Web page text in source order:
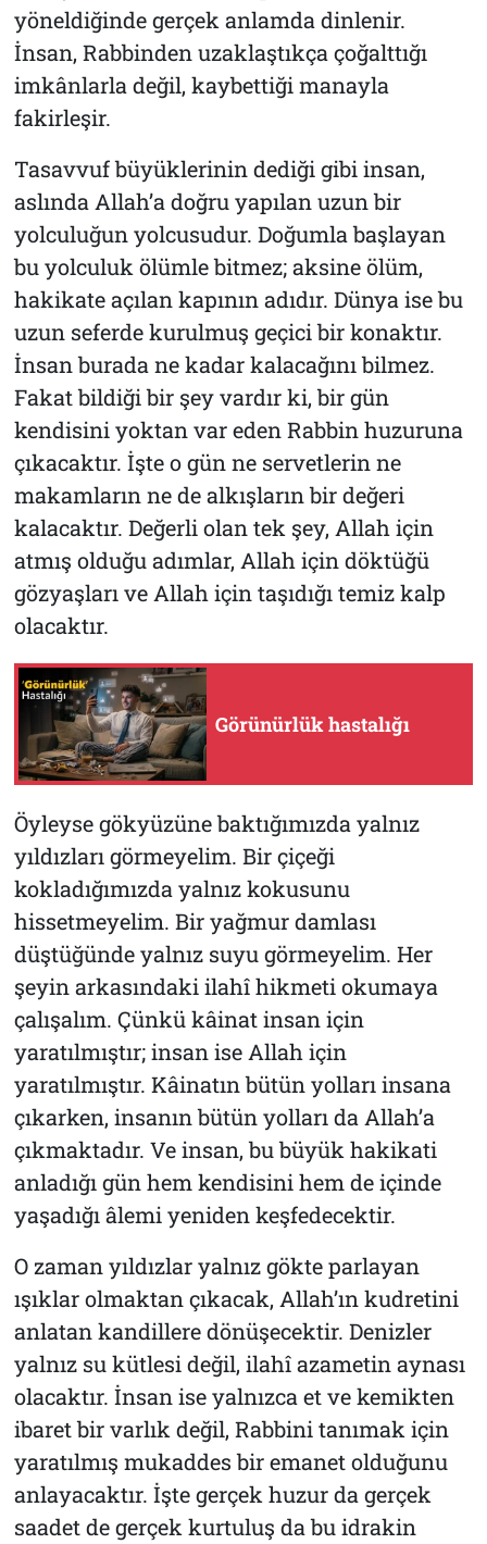
yöneldiğinde gerçek anlamda dinlenir.
İnsan, Rabbinden uzaklaştıkça çoğalttığı
imkânlarla değil, kaybettiği manayla
fakirleşir.
Tasavvuf büyüklerinin dediği gibi insan,
aslında Allah’a doğru yapılan uzun bir
yolculuğun yolcusudur. Doğumla başlayan
bu yolculuk ölümle bitmez; aksine ölüm,
hakikate açılan kapının adıdır. Dünya ise bu
uzun seferde kurulmuş geçici bir konaktır.
İnsan burada ne kadar kalacağını bilmez.
Fakat bildiği bir şey vardır ki, bir gün
kendisini yoktan var eden Rabbin huzuruna
çıkacaktır. İşte o gün ne servetlerin ne
makamların ne de alkışların bir değeri
kalacaktır. Değerli olan tek şey, Allah için
atmış olduğu adımlar, Allah için döktüğü
gözyaşları ve Allah için taşıdığı temiz kalp
olacaktır.
Görünürlük hastalığı
Öyleyse gökyüzüne baktığımızda yalnız
yıldızları görmeyelim. Bir çiçeği
kokladığımızda yalnız kokusunu
hissetmeyelim. Bir yağmur damlası
düştüğünde yalnız suyu görmeyelim. Her
şeyin arkasındaki ilahî hikmeti okumaya
çalışalım. Çünkü kâinat insan için
yaratılmıştır; insan ise Allah için
yaratılmıştır. Kâinatın bütün yolları insana
çıkarken, insanın bütün yolları da Allah’a
çıkmaktadır. Ve insan, bu büyük hakikati
anladığı gün hem kendisini hem de içinde
yaşadığı âlemi yeniden keşfedecektir.
O zaman yıldızlar yalnız gökte parlayan
ışıklar olmaktan çıkacak, Allah’ın kudretini
anlatan kandillere dönüşecektir. Denizler
yalnız su kütlesi değil, ilahî azametin aynası
olacaktır. İnsan ise yalnızca et ve kemikten
ibaret bir varlık değil, Rabbini tanımak için
yaratılmış mukaddes bir emanet olduğunu
anlayacaktır. İşte gerçek huzur da gerçek
saadet de gerçek kurtuluş da bu idrakin